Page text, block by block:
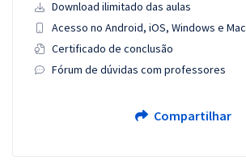
Download ilimitado das aulas
Acesso no Android, iOS, Windows e Mac
Certificado de conclusão
Fórum de dúvidas com professores
Compartilhar